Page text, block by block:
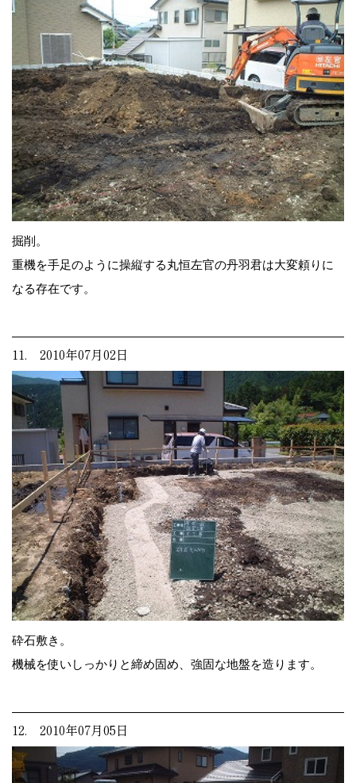
掘削。
重機を手足のように操縦する丸恒左官の丹羽君は大変頼りに
なる存在です。
11. 2010年07月02日
砕石敷き。
機械を使いしっかりと締め固め、強固な地盤を造ります。
12. 2010年07月05日